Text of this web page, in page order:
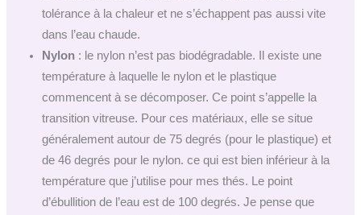
tolérance à la chaleur et ne s’échappent pas aussi vite
dans l’eau chaude.
Nylon : le nylon n’est pas biodégradable. Il existe une
température à laquelle le nylon et le plastique
commencent à se décomposer. Ce point s’appelle la
transition vitreuse. Pour ces matériaux, elle se situe
généralement autour de 75 degrés (pour le plastique) et
de 46 degrés pour le nylon. ce qui est bien inférieur à la
température que j’utilise pour mes thés. Le point
d’ébullition de l’eau est de 100 degrés. Je pense que